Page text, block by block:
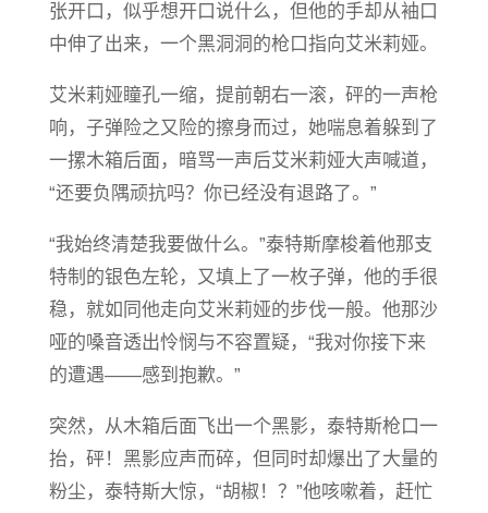
张开口，似乎想开口说什么，但他的手却从袖口
中伸了出来，一个黑洞洞的枪口指向艾米莉娅。
艾米莉娅瞳孔一缩，提前朝右一滚，砰的一声枪
响，子弹险之又险的擦身而过，她喘息着躲到了
一摞木箱后面，暗骂一声后艾米莉娅大声喊道，
“还要负隅顽抗吗？你已经没有退路了。”
“我始终清楚我要做什么。”泰特斯摩梭着他那支
特制的银色左轮，又填上了一枚子弹，他的手很
稳，就如同他走向艾米莉娅的步伐一般。他那沙
哑的嗓音透出怜悯与不容置疑，“我对你接下来
的遭遇——感到抱歉。”
突然，从木箱后面飞出一个黑影，泰特斯枪口一
抬，砰！黑影应声而碎，但同时却爆出了大量的
粉尘，泰特斯大惊，“胡椒！？”他咳嗽着，赶忙